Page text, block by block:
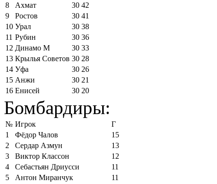
8
Ахмат 30 42
9
Ростов 30 41
10 Урал 30 38
11 Рубин 30 36
12 Динамо М 30 33
13 Крылья Советов 30 28
14 Уфа 30 26
15 Анжи 30 21
16 Енисей 30 20
Бомбардиры:
№ Игрок
Г
1
Фёдор Чалов
15
2
Сердар Азмун
13
3
Виктор Классон
12
4
Себастьян Дриусси
11
5
Антон Миранчук
11